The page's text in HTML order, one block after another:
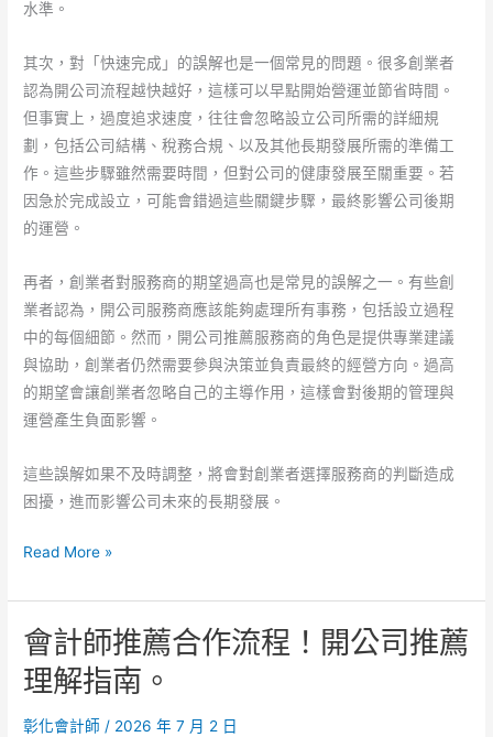
水準。
其次，對「快速完成」的誤解也是一個常見的問題。很多創業者
認為開公司流程越快越好，這樣可以早點開始營運並節省時間。
但事實上，過度追求速度，往往會忽略設立公司所需的詳細規
劃，包括公司結構、稅務合規、以及其他長期發展所需的準備工
作。這些步驟雖然需要時間，但對公司的健康發展至關重要。若
因急於完成設立，可能會錯過這些關鍵步驟，最終影響公司後期
的運營。
再者，創業者對服務商的期望過高也是常見的誤解之一。有些創
業者認為，開公司服務商應該能夠處理所有事務，包括設立過程
中的每個細節。然而，開公司推薦服務商的角色是提供專業建議
與協助，創業者仍然需要參與決策並負責最終的經營方向。過高
的期望會讓創業者忽略自己的主導作用，這樣會對後期的管理與
運營產生負面影響。
這些誤解如果不及時調整，將會對創業者選擇服務商的判斷造成
困擾，進而影響公司未來的長期發展。
會
師
推
薦
評
估
Read More »
會計師推薦合作流程！開公司推薦
理解指南。
彰化會計師 / 2026 年 7 月 2 日